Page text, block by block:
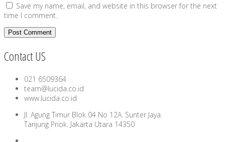
Save my name, email, and website in this browser for the next
time I comment.
Contact US
021 6509364
team@lucida.co.id
www.lucida.co.id
Jl. Agung Timur Blok 04 No 12A. Sunter Jaya.
Tanjung Priok. Jakarta Utara 14350